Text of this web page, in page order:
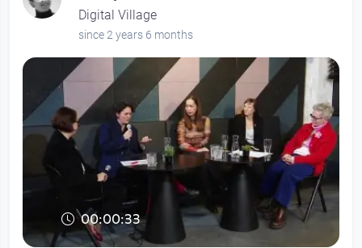
Digital Village
since 2 years 6 months
00:00:33